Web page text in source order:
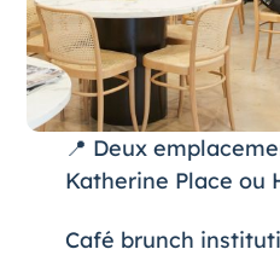
📍 Deux
Katherine Place ou
Café brunch